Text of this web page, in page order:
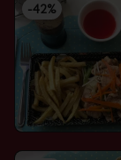
-42%